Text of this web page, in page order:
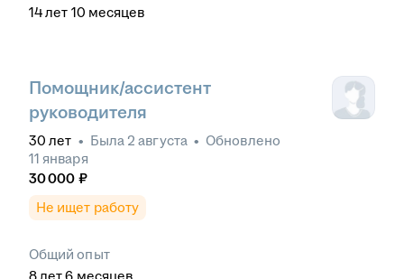
14лет 10 месяцев
Помощник/ассистент
руководителя
30 лет • Была 2 августа • Обновлено
11 января
30 000 ₽
Не ищет работу
Общий опыт